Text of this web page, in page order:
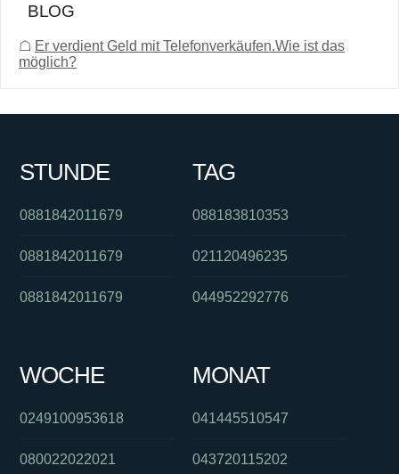
BLOG
☖ Er verdient Geld mit Telefonverkäufen.Wie ist das
möglich?
STUNDE
0881842011679
0881842011679
0881842011679
TAG
088183810353
021120496235
044952292776
WOCHE
0249100953618
080022022021
MONAT
041445510547
043720115202